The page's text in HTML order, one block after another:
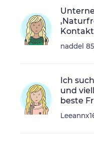
naddel
Ich
und
beste